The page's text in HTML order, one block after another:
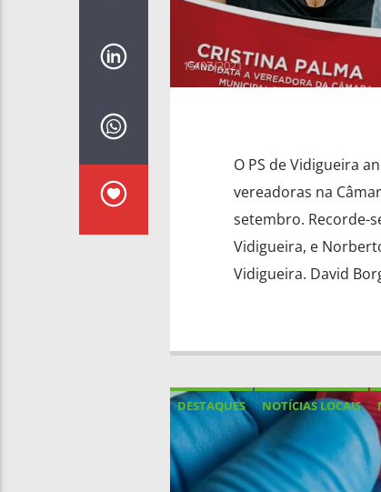
15/07/2021
O PS de Vidigueira
vereadoras na
setembro. Recorde-
Vidigueira, e
Vidigueira. David
DESTAQUES NOTÍCIAS LOCAIS